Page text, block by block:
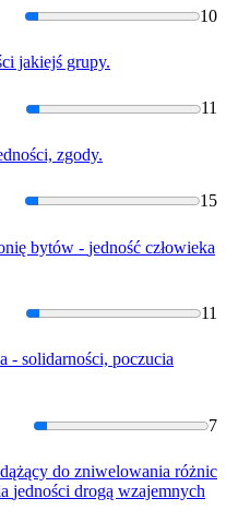
10
i jakiejś grupy.
11
i, zgody.
15
bytów - jedność człowieka
11
- solidarności, poczucia
7
do zniwelowania różnic
jedności drogą wzajemnych